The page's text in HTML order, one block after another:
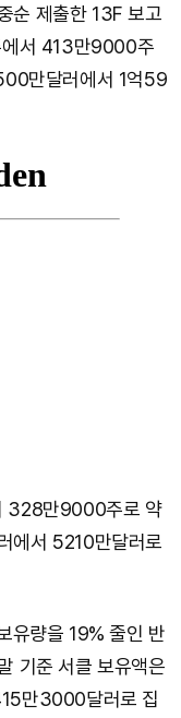
순 제출한 13F 보고
서 413만9000주
만달러에서 1억59
328만9000주로 약
에서 5210만달러로
유량을 19% 줄인 반
기준 서클 보유액은
만3000달러로 집